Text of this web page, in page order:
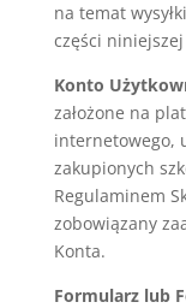
na temat
części
Konto
założone na
internetowego,
zakupionych
Regulaminem
zobowiązany
Konta.
Formularz lub